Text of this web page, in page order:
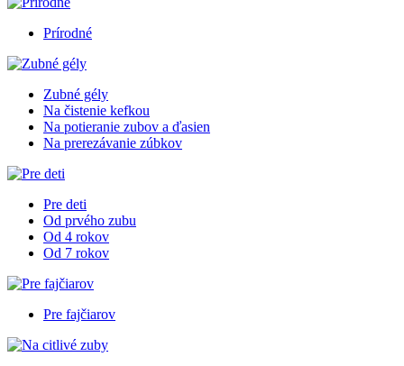
Prírodné
Zubné gély
Na čistenie kefkou
Na potieranie zubov a ďasien
Na prerezávanie zúbkov
Pre deti
Od prvého zubu
Od 4 rokov
Od 7 rokov
Pre fajčiarov